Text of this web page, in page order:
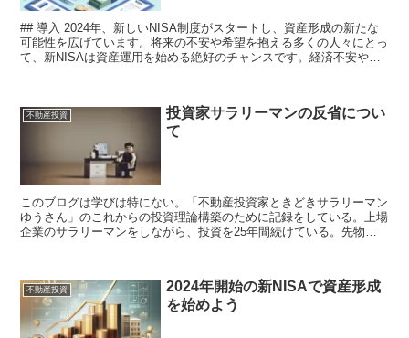
## 導入 2024年、新しいNISA制度がスタートし、資産形成の新たな
可能性を広げています。将来の不安や希望を抱える多くの人々にとっ
て、新NISAは資産運用を始める絶好のチャンスです。経済不安や年
不動産投資
投資家サラリーマンの反省につい
て
このブログは学びは特にない。「不動産投資家ときどきサラリーマン
ゆうさん」のこれからの投資理論構築のために記録をしている。上場
企業のサラリーマンをしながら、投資を25年間続けている。先物取
不動産投資
2024年開始の新NISAで資産形成
を始めよう